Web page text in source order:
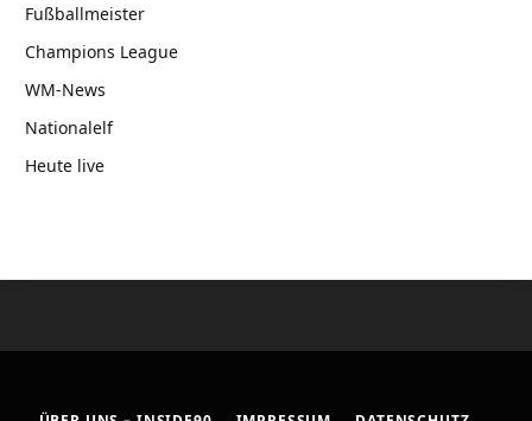
Fußballmeister
Champions League
WM-News
Nationalelf
Heute live